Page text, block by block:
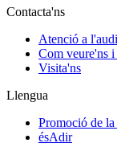
Contacta'ns
Atenció a
Com veure'ns i
Visita'ns
Llengua
Promoció de
ésAdir